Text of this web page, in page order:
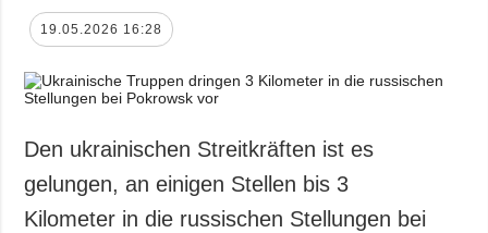
19.05.2026 16:28
Den ukrainischen Streitkräften ist es
gelungen, an einigen Stellen bis 3
Kilometer in die russischen Stellungen bei